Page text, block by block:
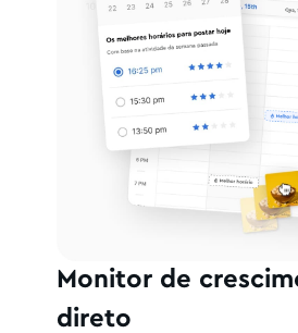
Monitor de
direto